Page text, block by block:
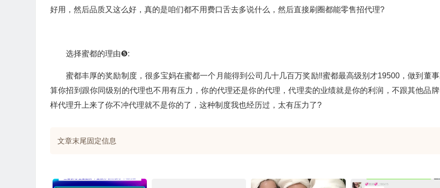
好用，然后品质又这么好，真的是咱们都不用费口舌去多说什么，然后直接刷圈都能零售招代理?
选择蜜都的理由❺:
蜜都丰厚的奖励制度，很多宝妈在蜜都一个月能得到公司几十几百万奖励‼️蜜都最高级别才19500，做到董
算你招到跟你同级别的代理也不用有压力，你的代理还是你的代理，代理卖的业绩就是你的利润，不跟其他品
样代理升上来了你不冲代理就不是你的了，这种制度我也经历过，太有压力了?
文章末尾固定信息